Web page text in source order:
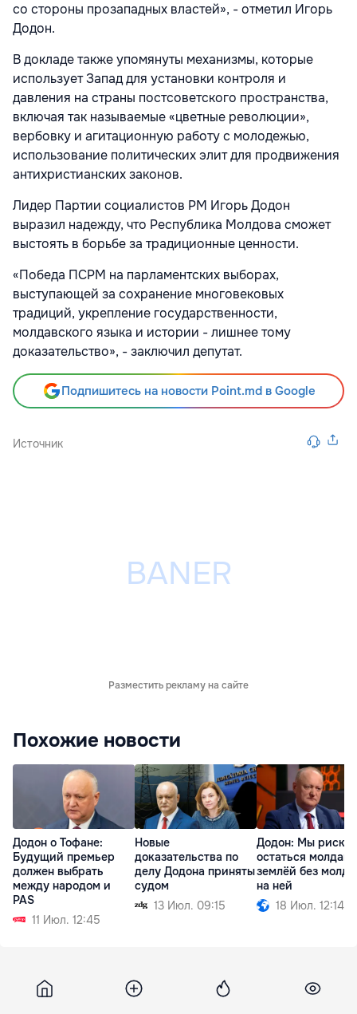
со стороны прозападных властей», - отметил Игорь
Додон.
В докладе также упомянуты механизмы, которые
использует Запад для установки контроля и
давления на страны постсоветского пространства,
включая так называемые «цветные революции»,
вербовку и агитационную работу с молодежью,
использование политических элит для продвижения
антихристианских законов.
Лидер Партии социалистов РМ Игорь Додон
выразил надежду, что Республика Молдова сможет
выстоять в борьбе за традиционные ценности.
«Победа ПСРМ на парламентских выборах,
выступающей за сохранение многовековых
традиций, укрепление государственности,
молдавского языка и истории - лишнее тому
доказательство», - заключил депутат.
Подпишитесь на новости Point.md в Google
Источник
Разместить рекламу на сайте
Похожие новости
Додон о Тофане:
Будущий премьер
должен выбрать
между народом и
PAS
11 Июл. 12:45
Новые
доказательства по
делу Додона приняты
судом
13 Июл. 09:15
Додон: Мы
остаться
землёй без
на ней
18 Июл. 12:14
Rbc 22 января 2015, 14:18